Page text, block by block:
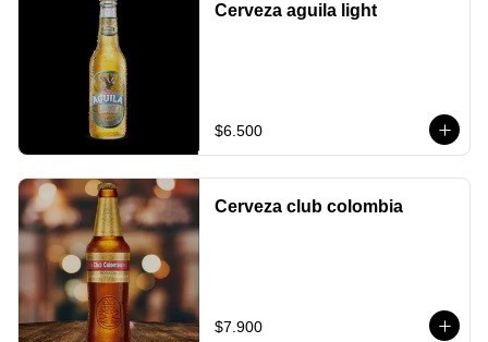
Cerveza aguila light
$6.500
Cerveza club colombia
$7.900